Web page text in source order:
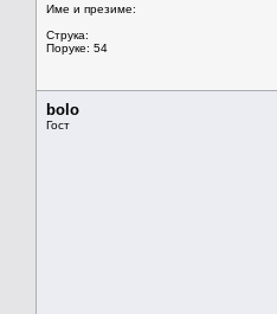
Име и презиме:
Струка:
Поруке: 54
bolo
Гост